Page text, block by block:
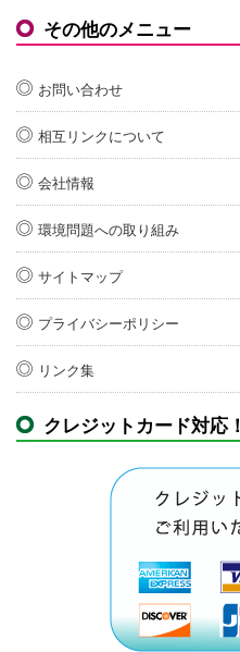
その他のメニュー
お問い合わせ
相互リンクについて
会社情報
環境問題への取り組み
サイトマップ
プライバシーポリシー
リンク集
クレジットカード対応！